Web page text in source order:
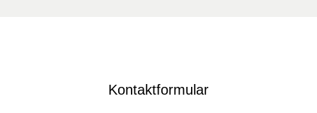
Kontaktformular